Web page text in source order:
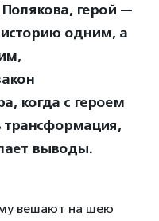
герой —
историю одним, а
когда с героем
выводы.
вешают на шею